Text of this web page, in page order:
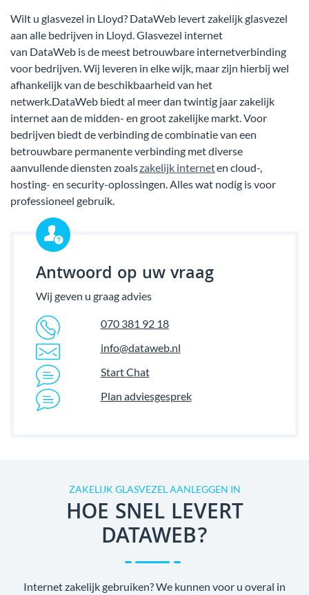
Wilt u glasvezel in Lloyd? DataWeb levert zakelijk glasvezel
aan alle bedrijven in Lloyd. Glasvezel internet
van DataWeb is de meest betrouwbare internetverbinding
voor bedrijven. Wij leveren in elke wijk, maar zijn hierbij wel
afhankelijk van de beschikbaarheid van het
netwerk.DataWeb biedt al meer dan twintig jaar zakelijk
internet aan de midden- en groot zakelijke markt. Voor
bedrijven biedt de verbinding de combinatie van een
betrouwbare permanente verbinding met diverse
aanvullende diensten zoalszakelijk interneten cloud-,
hosting- en security-oplossingen. Alles wat nodig is voor
professioneel gebruik.
Antwoord op uw vraag
Wij geven u graag advies
070 381 92 18
info@dataweb.nl
Start Chat
Plan adviesgesprek
ZAKELIJK GLASVEZEL AANLEGGEN IN
HOE SNEL LEVERT
DATAWEB?
Internet zakelijk gebruiken? We kunnen voor u overal in